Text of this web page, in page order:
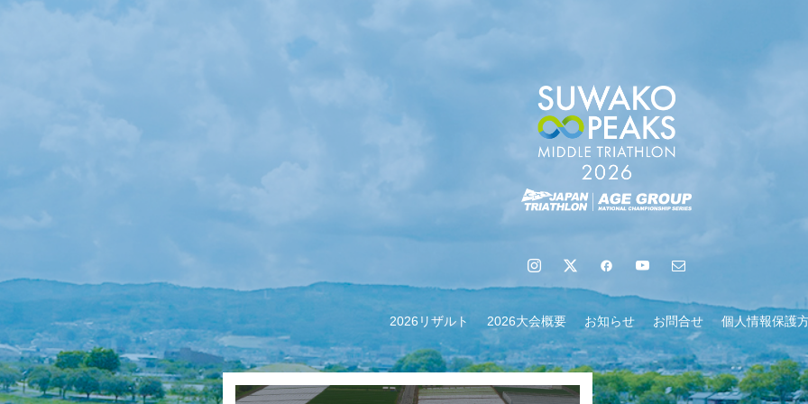
【会議報告】諏訪地域６市町村連絡会議を開催しました
2026リザルト 2026大会概要 お知らせ お問合せ 個人情報保護